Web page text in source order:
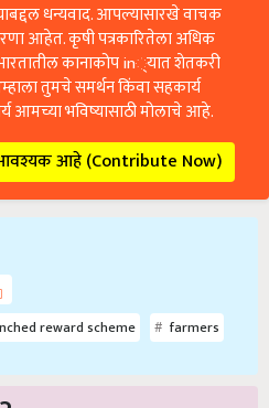
धन्यवाद. आपल्यासारखे वाचक
आहेत. कृषी पत्रकारितेला अधिक
कानाकोप in्यात शेतकरी
तुमचे समर्थन किंवा सहकार्य
भविष्यासाठी मोलाचे आहे.
आहे (Contribute Now)
reward scheme farmers